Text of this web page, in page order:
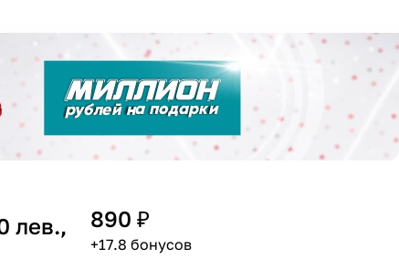
лев.,
890 ₽
+17.8 бонусов